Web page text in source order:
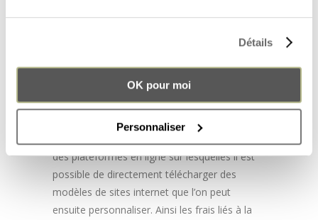
Détails
OK pour moi
Personnaliser
RÉDUCTION DES DÉPENSES ?
Par ailleurs, on pense souvent qu’une marque
en ligne est plus facile à développer car cela
engendre moins de dépenses. C’est vrai dans
une certaine mesure. En effet, pour
commencer, il n’y a pas de loyer à payer pour
des plateformes en ligne sur lesquelles il est
possible de directement télécharger des
modèles de sites internet que l’on peut
ensuite personnaliser. Ainsi les frais liés à la